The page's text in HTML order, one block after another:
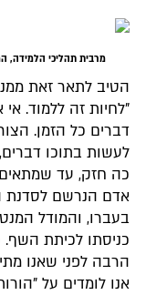
מרבית תהליכי הלמידה,
הטיב לתאר זאת
"לחיות זה ללמוד.
דברים כל הזמן.
לעשות בתוכו
כה חזק, עד שמתאים
אדם הנרשם לסדנת
בעברו, והמודל
כניסתו לכיתת השף.
הרבה לפני שאנו
אנו לומדים על